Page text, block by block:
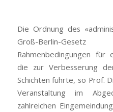
Die Ordnung des
Groß-Berlin-
Rahmenbedingungen für
die zur Verbesserung
Schichten führte, so Prof.
Veranstaltung im
zahlreichen